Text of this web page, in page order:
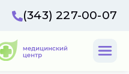
(343) 227-00-07